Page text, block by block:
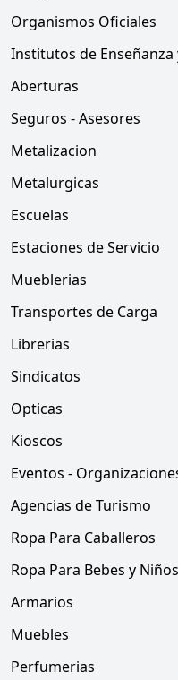
Organismos Oficiales
Institutos de Enseñanza
Aberturas
Seguros - Asesores
Metalizacion
Metalurgicas
Escuelas
Estaciones de Servicio
Mueblerias
Transportes de Carga
Librerias
Sindicatos
Opticas
Kioscos
Eventos -
Agencias de Turismo
Ropa Para Caballeros
Ropa Para Bebes y Niños
Armarios
Muebles
Perfumerias